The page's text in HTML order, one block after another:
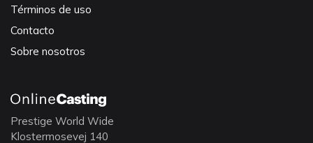
Términos de uso
Contacto
Sobre nosotros
Prestige World Wide
Klostermosevej 140